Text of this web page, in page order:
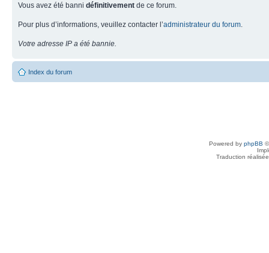
Vous avez été banni définitivement de ce forum.
Pour plus d’informations, veuillez contacter l’administrateur du forum
Votre adresse IP a été bannie.
Index du forum
Powered by phpBB
Traduction